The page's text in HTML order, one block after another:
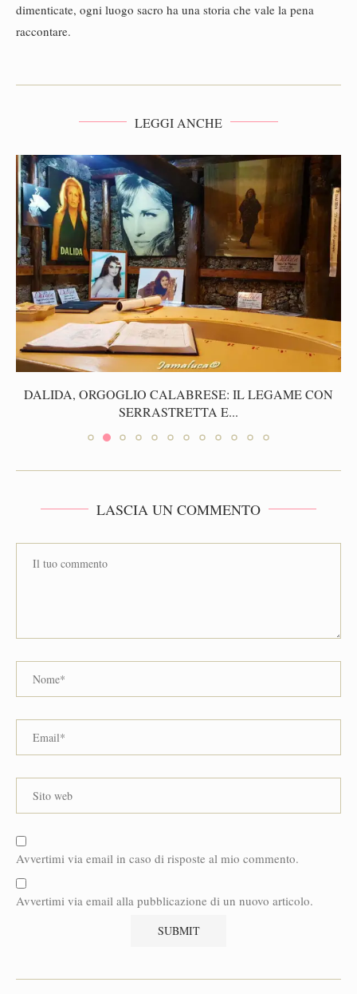
dimenticate, ogni luogo sacro ha una storia che vale la pena
raccontare.
LEGGI ANCHE
DALIDA, ORGOGLIO CALABRESE: IL LEGAME CON
SERRASTRETTA E...
LASCIA UN COMMENTO
Avvertimi via email in caso di risposte al mio commento.
Avvertimi via email alla pubblicazione di un nuovo articolo.